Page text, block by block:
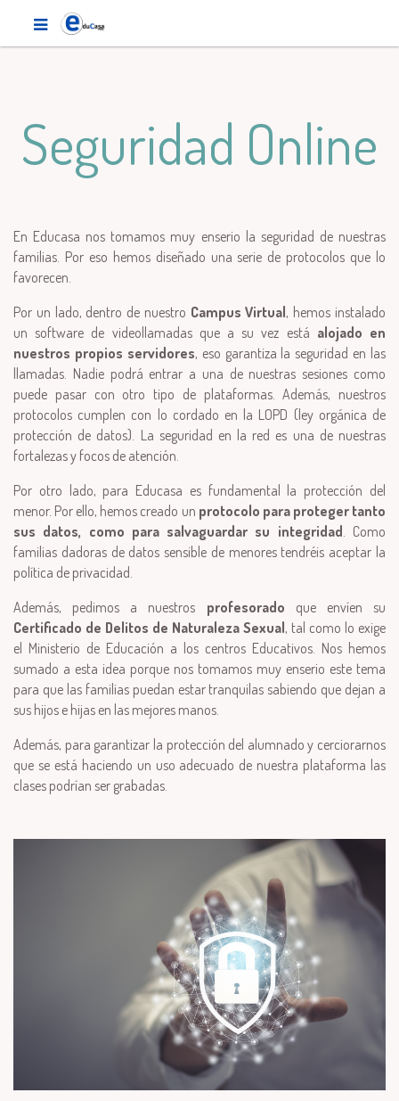
Seguridad Online
En Educasa nos tomamos muy enserio la seguridad de nuestras
familias. Por eso hemos diseñado una serie de protocolos que lo
favorecen.
Por un lado, dentro de nuestro Campus Virtual, hemos instalado
un software de videollamadas que a su vez está alojado en
nuestros propios servidores, eso garantiza la seguridad en las
llamadas. Nadie podrá entrar a una de nuestras sesiones como
puede pasar con otro tipo de plataformas. Además, nuestros
protocolos cumplen con lo cordado en la LOPD (ley orgánica de
protección de datos). La seguridad en la red es una de nuestras
fortalezas y focos de atención.
Por otro lado, para Educasa es fundamental la protección del
menor. Por ello, hemos creado un protocolo para proteger tanto
sus datos, como para salvaguardar su integridad. Como
familias dadoras de datos sensible de menores tendréis aceptar la
política de privacidad.
Además, pedimos a nuestros profesorado que envíen su
Certificado de Delitos de Naturaleza Sexual, tal como lo exige
el Ministerio de Educación a los centros Educativos. Nos hemos
sumado a esta idea porque nos tomamos muy enserio este tema
para que las familias puedan estar tranquilas sabiendo que dejan a
sus hijos e hijas en las mejores manos.
Además, para garantizar la protección del alumnado y cerciorarnos
que se está haciendo un uso adecuado de nuestra plataforma las
clases podrían ser grabadas.